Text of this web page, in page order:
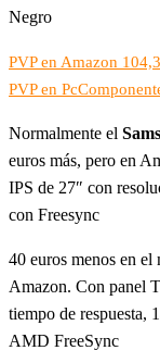
Negro
PVP en Amazon
PVP en
Normalmente el
euros más, pero en
IPS de 27″ con
con Freesync
40 euros menos en
Amazon. Con panel
tiempo de respuesta,
AMD FreeSync